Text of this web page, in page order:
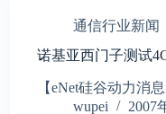
通信行业新闻
诺基亚西门子测试
【eNet硅谷动力消
wupei
2007